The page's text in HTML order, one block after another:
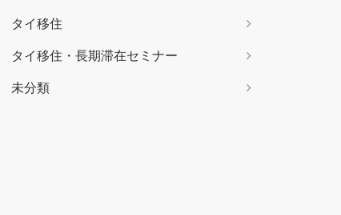
タイ移住
タイ移住・長期滞在セミナー
未分類